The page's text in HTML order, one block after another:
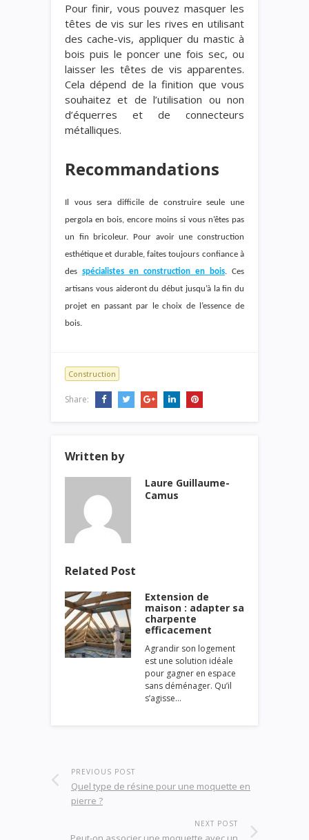
Pour finir, vous pouvez masquer les
têtes de vis sur les rives en utilisant
des cache-vis, appliquer du mastic à
bois puis le poncer une fois sec, ou
laisser les têtes de vis apparentes.
Cela dépend de la finition que vous
souhaitez et de l’utilisation ou non
d’équerres et de connecteurs
métalliques.
Recommandations
Il vous sera difficile de construire seule une
pergola en bois, encore moins si vous n’êtes pas
un fin bricoleur. Pour avoir une construction
esthétique et durable, faites toujours confiance à
des spécialistes en construction en bois. Ces
artisans vous aideront du début jusqu’à la fin du
projet en passant par le choix de l’essence de
bois.
Construction
Share:
Written by
Laure Guillaume-
Camus
Related Post
Extension de
maison : adapter sa
charpente
efficacement
Agrandir son logement
est une solution idéale
pour gagner en espace
sans déménager. Qu’il
s’agisse…
PREVIOUS POST
Quel type de résine pour une moquette en
pierre ?
NEXT POST